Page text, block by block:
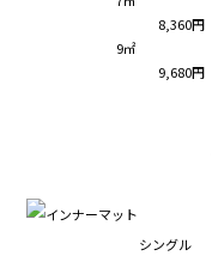
8,360円
9㎡
9,680円
シングル